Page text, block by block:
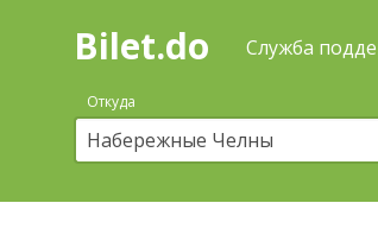
Поиск
покупка
билетов
автобус
онлайн
Bilet.do Служба
Откуда